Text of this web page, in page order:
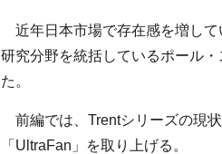
近年日本市場で存在感を増して
研究分野を統括しているポール
た。
前編では、Trentシリーズの現
「UltraFan」を取り上げる。